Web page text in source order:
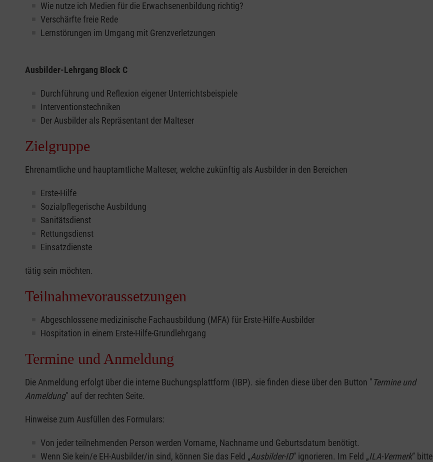
Wie nutze ich Medien für die Erwachsenenbildung richtig?
Verschärfte freie Rede
Lernstörungen im Umgang mit Grenzverletzungen
Ausbilder-Lehrgang Block C
Durchführung und Reflexion eigener Unterrichtsbeispiele
Interventionstechniken
Der Ausbilder als Repräsentant der Malteser
Zielgruppe
Ehrenamtliche und hauptamtliche Malteser, welche zukünftig als Ausbilder in den Bereichen
Erste-Hilfe
Sozialpflegerische Ausbildung
Sanitätsdienst
Rettungsdienst
Einsatzdienste
tätig sein möchten.
Teilnahmevoraussetzungen
Abgeschlossene medizinische Fachausbildung (MFA) für Erste-Hilfe-Ausbilder
Hospitation in einem Erste-Hilfe-Grundlehrgang
Termine und Anmeldung
Die Anmeldung erfolgt über die interne Buchungsplattform (IBP). sie finden diese über den Button " Termine und
Anmeldung" auf der rechten Seite.
Hinweise zum Ausfüllen des Formulars:
Von jeder teilnehmenden Person werden Vorname, Nachname und Geburtsdatum benötigt.
Wenn Sie kein/e EH-Ausbilder/in sind, können Sie das Feld „Ausbilder-ID“ ignorieren. Im Feld „ILA-Vermerk“ bitte